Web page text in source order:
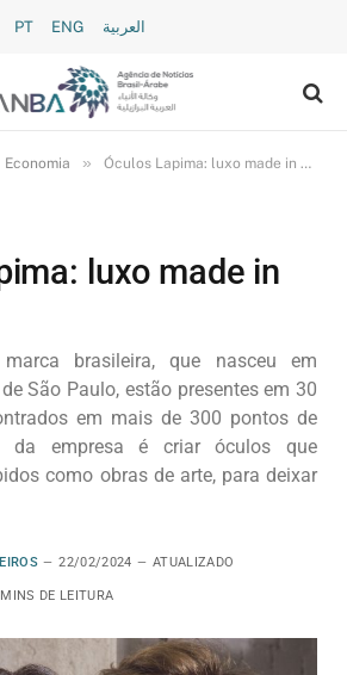
PT ENG العربية
Economia » Óculos Lapima: luxo made in Brasil
luxo made in
brasileira, que nasceu em
São Paulo, estão presentes em 30
em mais de 300 pontos de
da empresa é criar óculos que
como obras de arte, para deixar
22/02/2024 ATUALIZADO
DE LEITURA